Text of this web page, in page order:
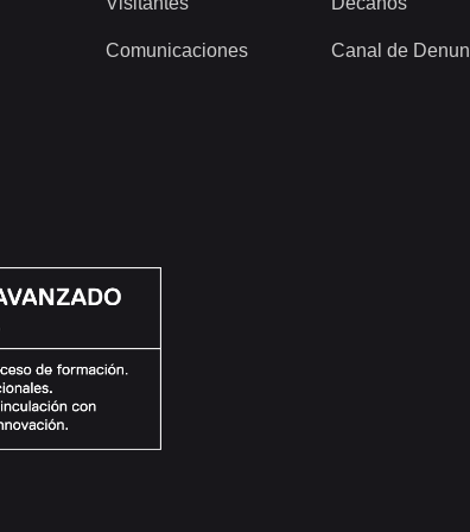
Comunicaciones Canal de